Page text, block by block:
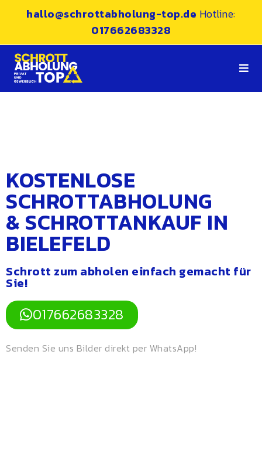
hallo@schrottabholung-top.de Hotline:
017662683328
KOSTENLOSE
SCHROTTABHOLUNG
& SCHROTTANKAUF IN
BIELEFELD
Schrott zum abholen einfach gemacht für
Sie​!
017662683328
Senden Sie uns Bilder direkt per WhatsApp!